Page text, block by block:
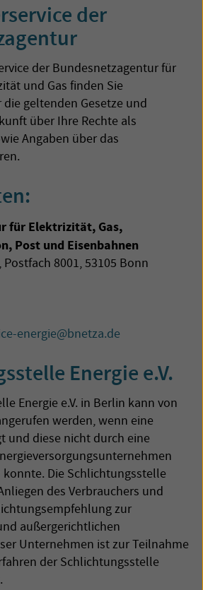
der
der Bundesnetzagentur für
und Gas finden Sie
geltenden Gesetze und
über Ihre Rechte als
Angaben über das
für Elektrizität, Gas,
Post und Eisenbahnen
8001, 53105 Bonn
energie@bnetza.de
Energie e.V.
Energie e.V. in Berlin kann von
werden, wenn eine
und diese nicht durch eine
Die Schlichtungsstelle
des Verbrauchers und
zur
außergerichtlichen
Unternehmen ist zur Teilnahme
der Schlichtungsstelle